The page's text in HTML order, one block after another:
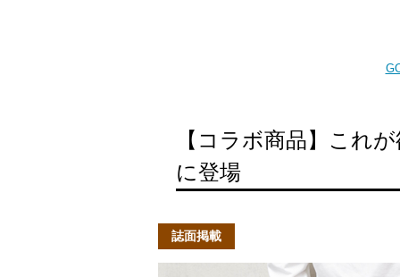
【コラボ商品】これ
に登場
誌面掲載